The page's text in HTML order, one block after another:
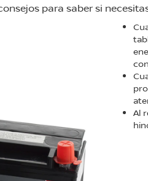
para saber si
Al